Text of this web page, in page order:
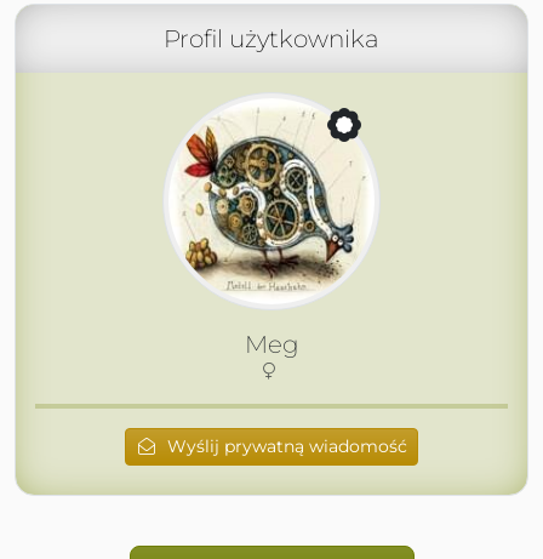
Profil użytkownika
Meg
Wyślij prywatną wiadomość